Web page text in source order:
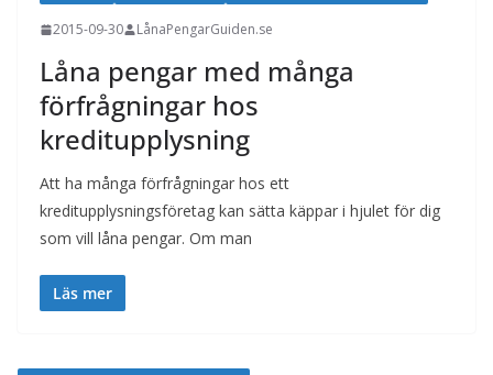
2015-09-30 LånaPengarGuiden.se
Låna pengar med många
förfrågningar hos
kreditupplysning
Att ha många förfrågningar hos ett
kreditupplysningsföretag kan sätta käppar i hjulet för dig
som vill låna pengar. Om man
Läs mer